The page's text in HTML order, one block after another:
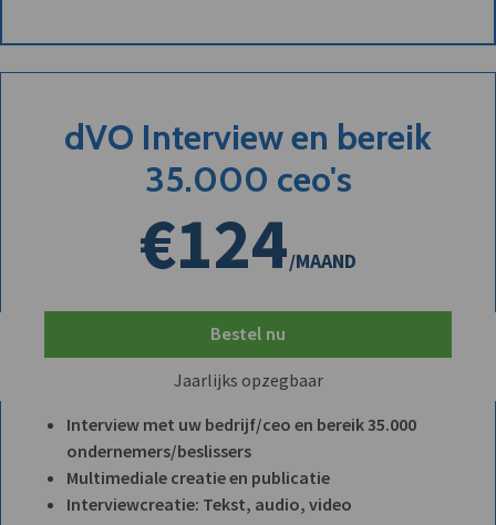
dVO Interview en bereik
35.000 ceo's
€124/MAAND
Bestel nu
Jaarlijks opzegbaar
Interview met uw bedrijf/ceo en bereik 35.000
ondernemers/beslissers
Multimediale creatie en publicatie
Interviewcreatie: Tekst, audio, video